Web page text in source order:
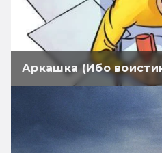
Аркашка (Ибо